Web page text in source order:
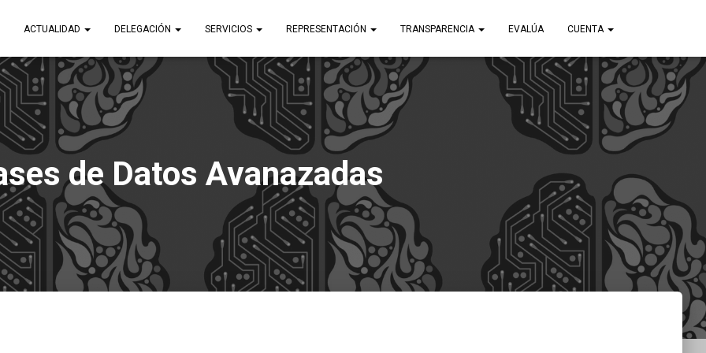
ACTUALIDAD DELEGACIÓN SERVICIOS REPRESENTACIÓN TRANSPARENCIA EVALÚA CUENTA
de Datos Avanazadas